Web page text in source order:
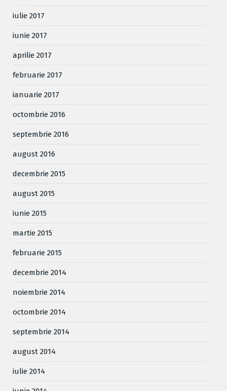
iulie 2017
iunie 2017
aprilie 2017
februarie 2017
ianuarie 2017
octombrie 2016
septembrie 2016
august 2016
decembrie 2015
august 2015
iunie 2015
martie 2015
februarie 2015
decembrie 2014
noiembrie 2014
octombrie 2014
septembrie 2014
august 2014
iulie 2014